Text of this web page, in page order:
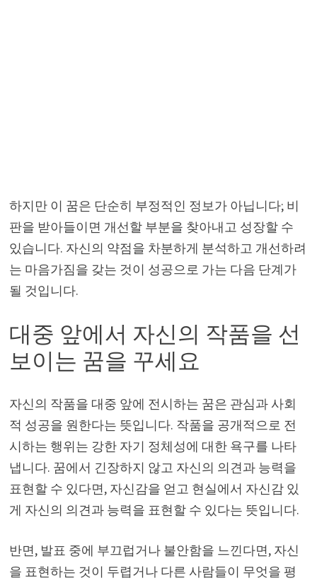
하지만 이 꿈은 단순히 부정적인 정보가 아닙니다; 비
판을 받아들이면 개선할 부분을 찾아내고 성장할 수
있습니다. 자신의 약점을 차분하게 분석하고 개선하려
는 마음가짐을 갖는 것이 성공으로 가는 다음 단계가
될 것입니다.
대중 앞에서 자신의 작품을 선
보이는 꿈을 꾸세요
자신의 작품을 대중 앞에 전시하는 꿈은 관심과 사회
적 성공을 원한다는 뜻입니다. 작품을 공개적으로 전
시하는 행위는 강한 자기 정체성에 대한 욕구를 나타
냅니다. 꿈에서 긴장하지 않고 자신의 의견과 능력을
표현할 수 있다면, 자신감을 얻고 현실에서 자신감 있
게 자신의 의견과 능력을 표현할 수 있다는 뜻입니다.
반면, 발표 중에 부끄럽거나 불안함을 느낀다면, 자신
을 표현하는 것이 두렵거나 다른 사람들이 무엇을 평